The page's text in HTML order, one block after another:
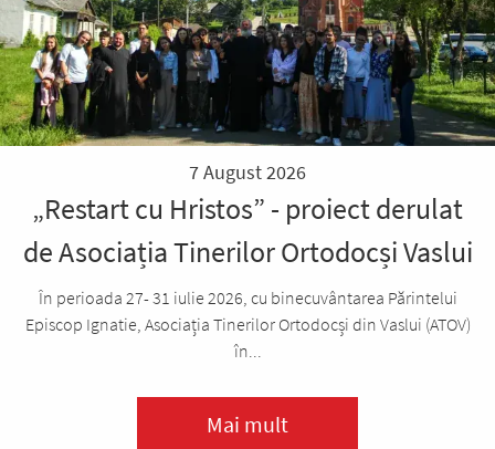
7 August 2026
„Restart cu Hristos” - proiect derulat
de Asociația Tinerilor Ortodocși Vaslui
În perioada 27- 31 iulie 2026, cu binecuvântarea Părintelui
Episcop Ignatie, Asociația Tinerilor Ortodocși din Vaslui (ATOV)
în...
Mai mult